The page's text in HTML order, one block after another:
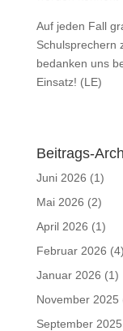
Auf jeden Fall
Schulsprechern
bedanken uns
Einsatz! (LE)
Beitrags-
Juni 2026 (1)
Mai 2026 (2)
April 2026 (1)
Februar 2026 (4)
Januar 2026 (1)
November 2025
September 2025